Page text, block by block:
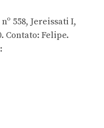
558, Jereissati I,
Contato: Felipe.